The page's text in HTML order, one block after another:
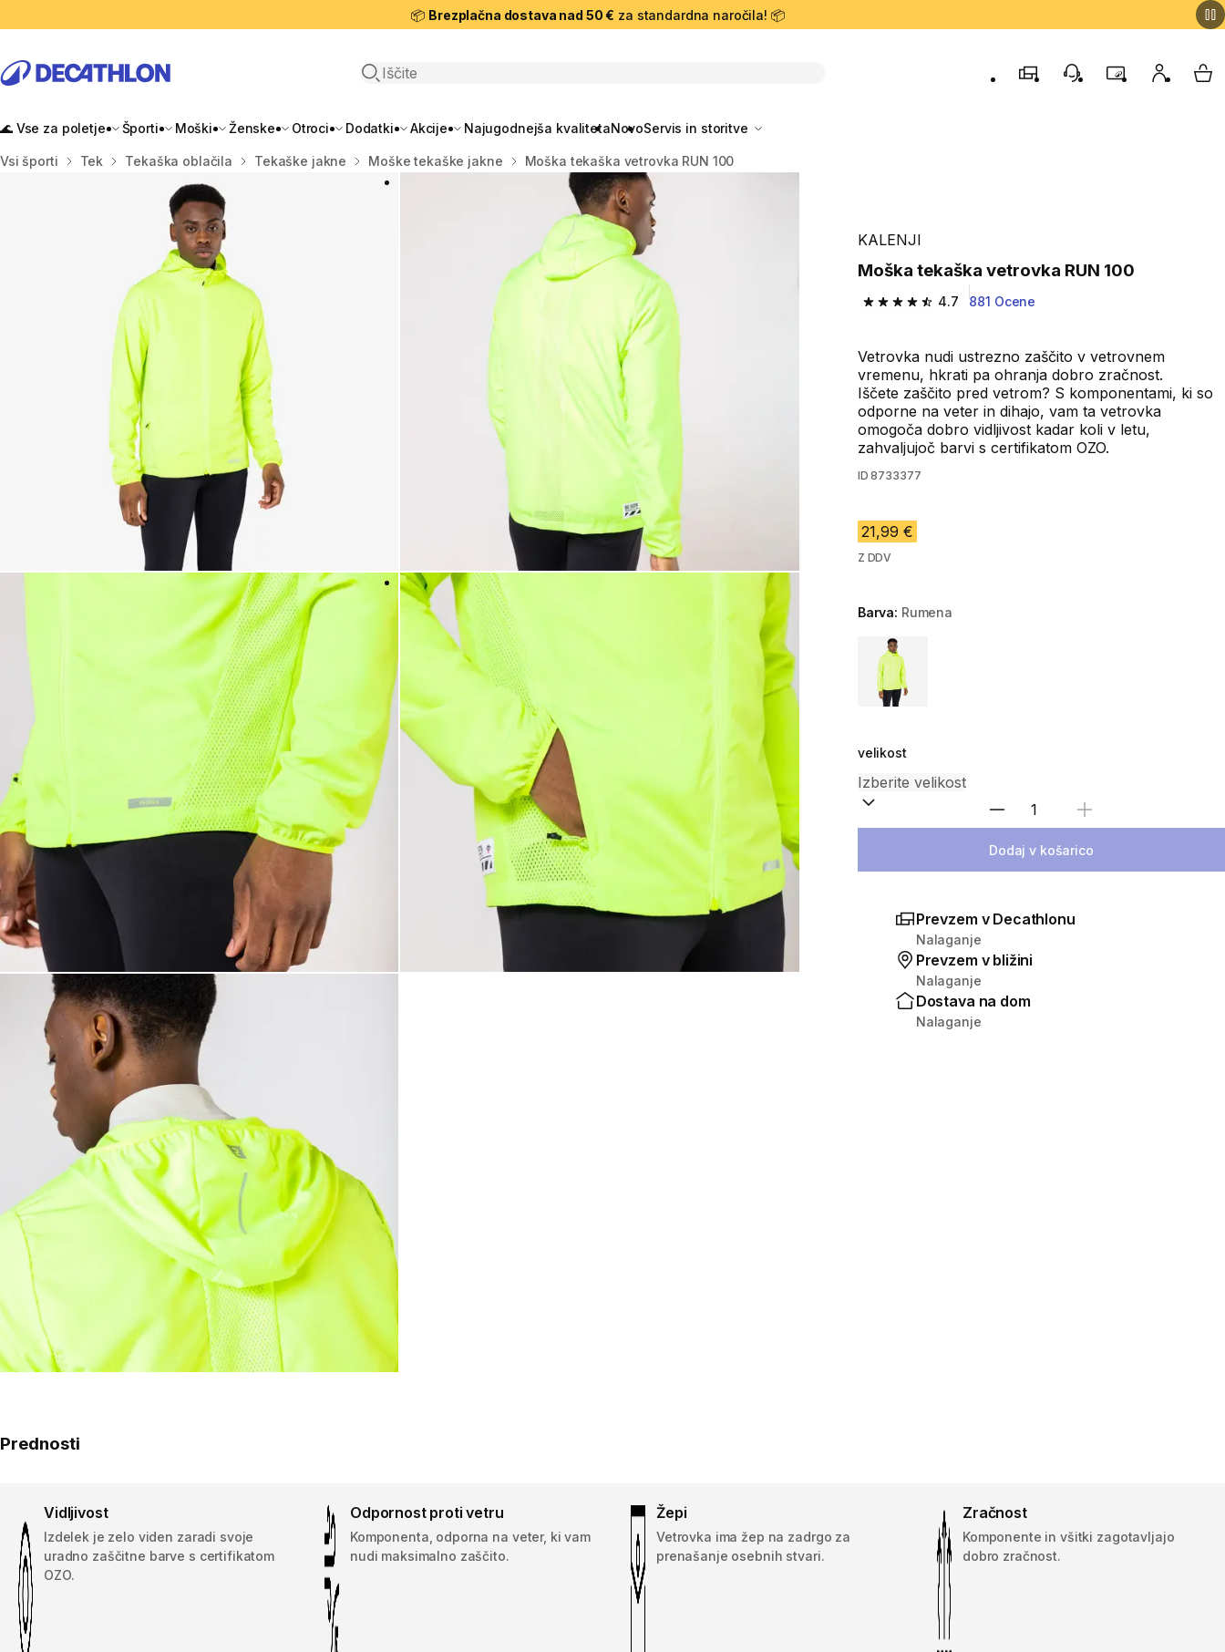
📦 Brezplačna dostava nad 50 € za standardna naročila! 📦
Odpri iskanje
TrgovinePodporo strankam
ProgramMoj račun
🌊 Vse za poletje Športi Moški Ženske Otroci Dodatki Akcije Najugodnejša kvalitetaNovoServis in storitve
Domov
Vsi športi Tek Tekaška oblačila Tekaške jakne Moške tekaške jakne Moška tekaška vetrovka RUN 100
KALENJI
Moška tekaška vetrovka RUN 100
4.7
4.7 od 5 zvezdic from 881 ocene
881 Ocene
Vetrovka nudi ustrezno zaščito v vetrovnem
vremenu, hkrati pa ohranja dobro zračnost.
Iščete zaščito pred vetrom? S komponentami, ki so
odporne na veter in dihajo, vam ta vetrovka
omogoča dobro vidljivost kadar koli v letu,
zahvaljujoč barvi s certifikatom OZO.
ID 8733377
21,99 €
Z DDV
Barva: Rumena
Choose a variant
velikost
Izberite količino
Dodaj v košarico
Prevzem v Decathlonu
Nalaganje
Prevzem v bližini
Nalaganje
Dostava na dom
Nalaganje
Prednosti
Vidljivost
Izdelek je zelo viden zaradi svoje
uradno zaščitne barve s certifikatom
OZO.
Odpornost proti vetru
Komponenta, odporna na veter, ki vam
nudi maksimalno zaščito.
Žepi
Vetrovka ima žep na zadrgo za
prenašanje osebnih stvari.
Zračnost
Komponente in všitki zagotavljajo
dobro zračnost.